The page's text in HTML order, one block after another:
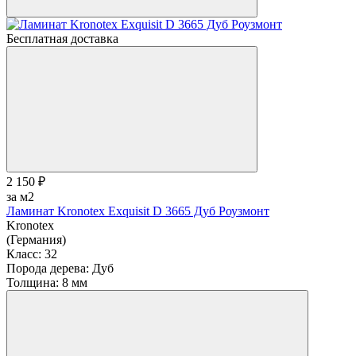
Бесплатная доставка
2 150 ₽
за м2
Ламинат Kronotex Exquisit D 3665 Дуб Роузмонт
Kronotex
(Германия)
Класс: 32
Порода дерева: Дуб
Толщина: 8 мм